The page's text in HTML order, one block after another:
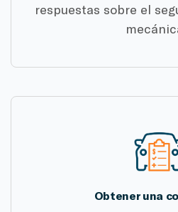
respuestas sobre el
Obtener una